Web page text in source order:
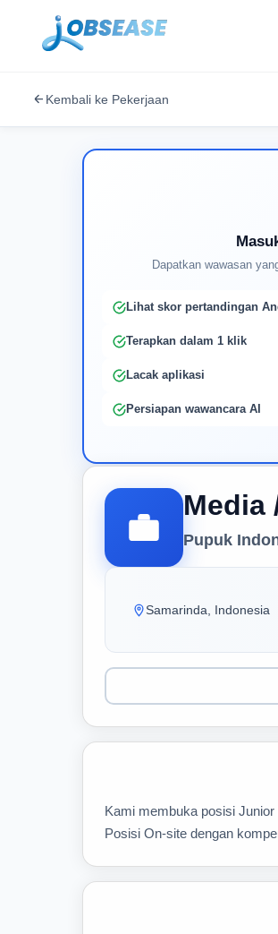
Kembali ke Pekerjaan
Media
Pupuk
Samarinda, Indonesia
Kami membuka posisi
Posisi On-site dengan
Dapatkan wawasan
Lihat skor pertandingan
Terapkan dalam 1 klik
Lacak aplikasi
Persiapan wawancara AI